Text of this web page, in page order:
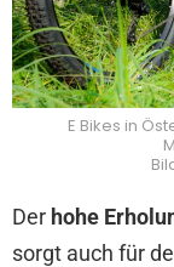
E Bikes in
Der hohe
sorgt auch für